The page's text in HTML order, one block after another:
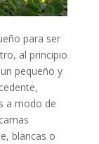
para ser
al principio
pequeño y
a modo de
blancas o